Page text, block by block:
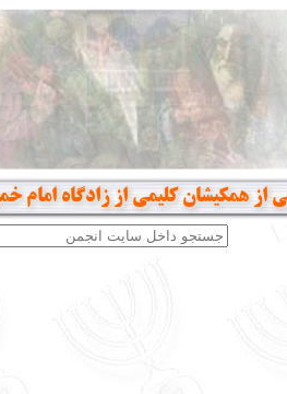
از همکیشان کلیمی از زادگاه امام